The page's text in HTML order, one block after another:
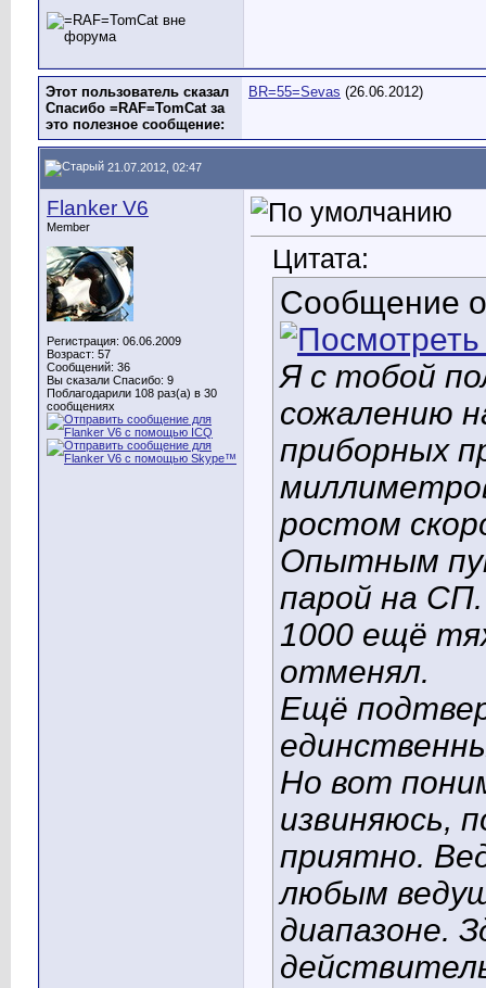
Этот пользователь сказал
Спасибо =RAF=TomCat за
это полезное сообщение:
BR=55=Sevas (26.06.2012)
21.07.2012, 02:47
Flanker V6
Member
Регистрация: 06.06.2009
Возраст: 57
Сообщений: 36
Вы сказали Спасибо: 9
Поблагодарили 108 раз(а) в 30
сообщениях
Цитата:
Сообщение
Я с тобой
сожалению
приборных
ростом
Опытным
парой на
1000 ещё
отменял.
Ещё
Но вот
извиняюсь,
приятно.
любым
диапазоне.